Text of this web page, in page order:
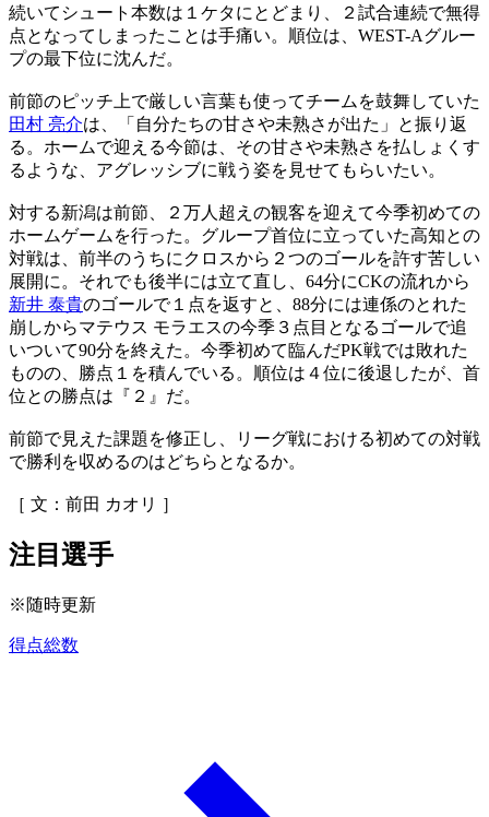
続いてシュート本数は１ケタにとどまり、２試合連続で無得
点となってしまったことは手痛い。順位は、WEST-Aグルー
プの最下位に沈んだ。
前節のピッチ上で厳しい言葉も使ってチームを鼓舞していた
田村 亮介は、「自分たちの甘さや未熟さが出た」と振り返
る。ホームで迎える今節は、その甘さや未熟さを払しょくす
るような、アグレッシブに戦う姿を見せてもらいたい。
対する新潟は前節、２万人超えの観客を迎えて今季初めての
ホームゲームを行った。グループ首位に立っていた高知との
対戦は、前半のうちにクロスから２つのゴールを許す苦しい
展開に。それでも後半には立て直し、64分にCKの流れから
新井 泰貴のゴールで１点を返すと、88分には連係のとれた
崩しからマテウス モラエスの今季３点目となるゴールで追
いついて90分を終えた。今季初めて臨んだPK戦では敗れた
ものの、勝点１を積んでいる。順位は４位に後退したが、首
位との勝点は『２』だ。
前節で見えた課題を修正し、リーグ戦における初めての対戦
で勝利を収めるのはどちらとなるか。
［ 文：前田 カオリ ］
注目選手
※随時更新
得点総数